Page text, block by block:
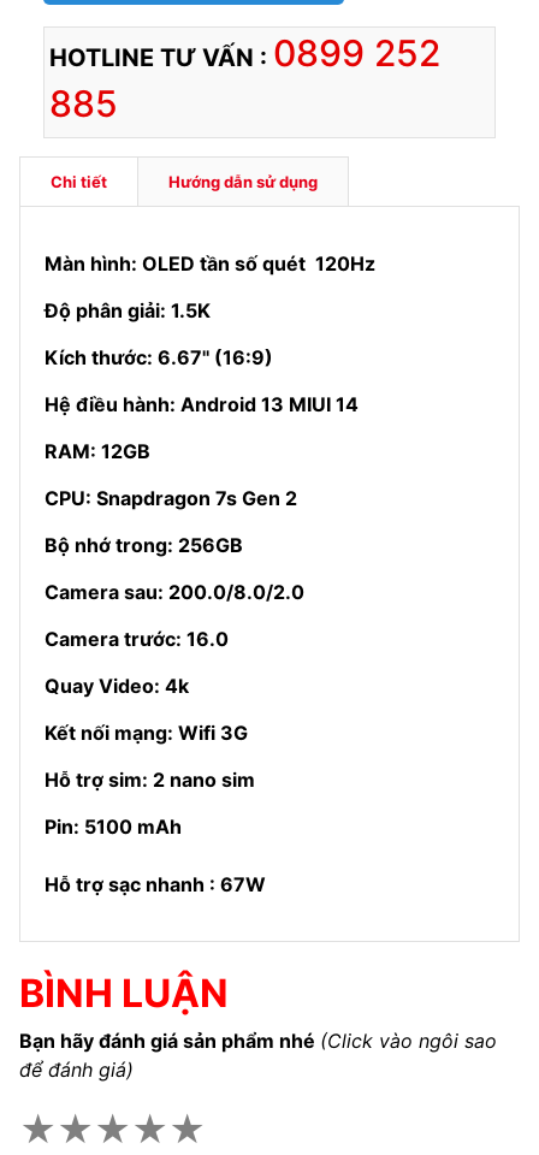
HOTLINE TƯ VẤN : 0899 252
885
Chi tiết Hướng dẫn sử dụng
Màn hình: OLED tần số quét 120Hz
Độ phân giải: 1.5K
Kích thước: 6.67'' (16:9)
Hệ điều hành: Android 13 MIUI 14
RAM: 12GB
CPU: Snapdragon 7s Gen 2
Bộ nhớ trong: 256GB
Camera sau: 200.0/8.0/2.0
Camera trước: 16.0
Quay Video: 4k
Kết nối mạng: Wifi 3G
Hỗ trợ sim: 2 nano sim
Pin: 5100 mAh
Hỗ trợ sạc nhanh : 67W
BÌNH LUẬN
Bạn hãy đánh giá sản phẩm nhé (Click vào ngôi sao
để đánh giá)
★★★★★